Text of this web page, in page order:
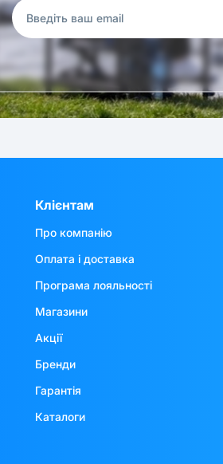
Клієнтам
Про компанію
Оплата і доставка
Програма лояльності
Магазини
Акції
Бренди
Гарантія
Каталоги